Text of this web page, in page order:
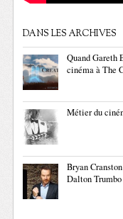
DANS LES ARCHIVES
Quand Gareth
cinéma à The
Métier du
Bryan
Dalton Trumbo